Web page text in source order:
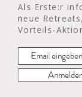
Als Erste:r
neue
Vorteils-